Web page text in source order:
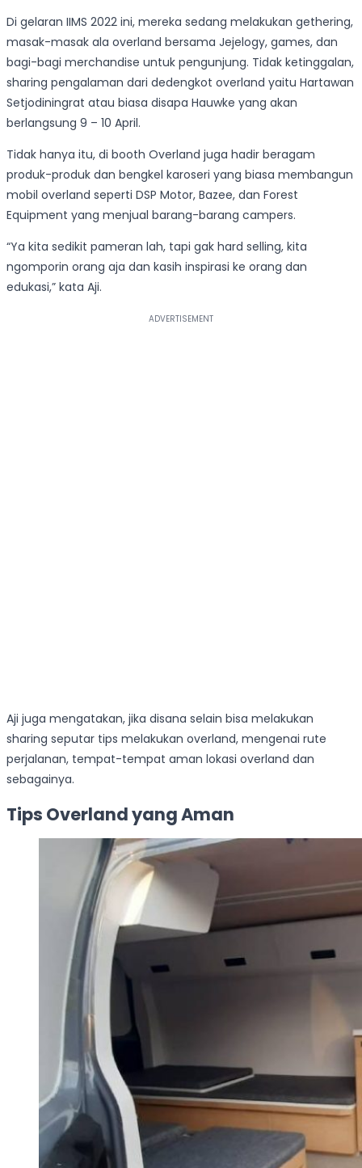
Di gelaran IIMS 2022 ini, mereka sedang melakukan gethering,
masak-masak ala overland bersama Jejelogy, games, dan
bagi-bagi merchandise untuk pengunjung. Tidak ketinggalan,
sharing pengalaman dari dedengkot overland yaitu Hartawan
Setjodiningrat atau biasa disapa Hauwke yang akan
berlangsung 9 – 10 April.
Tidak hanya itu, di booth Overland juga hadir beragam
produk-produk dan bengkel karoseri yang biasa membangun
mobil overland seperti DSP Motor, Bazee, dan Forest
Equipment yang menjual barang-barang campers.
“Ya kita sedikit pameran lah, tapi gak hard selling, kita
ngomporin orang aja dan kasih inspirasi ke orang dan
edukasi,” kata Aji.
Aji juga mengatakan, jika disana selain bisa melakukan
sharing seputar tips melakukan overland, mengenai rute
perjalanan, tempat-tempat aman lokasi overland dan
sebagainya.
Tips Overland yang Aman